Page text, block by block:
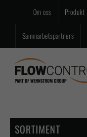
innehållet
Om oss Produkt
Sammarbetspartners
SORTIMENT